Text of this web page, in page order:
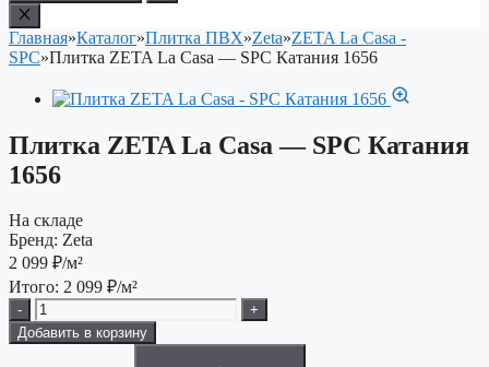
Главная»Каталог»Плитка ПВХ»Zeta»ZETA La Casa -
SPC»Плитка ZETA La Casa — SPC Катания 1656
Плитка ZETA La Casa — SPC Катания
1656
На складе
Бренд: Zeta
2 099 ₽/м²
Итого: 2 099 ₽/м²
-
+
Добавить в корзину